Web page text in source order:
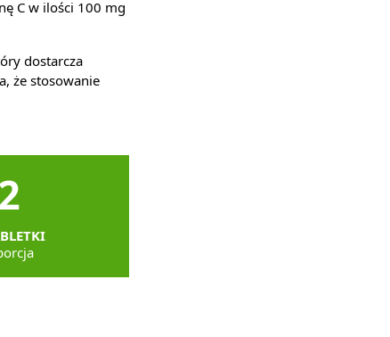
C w ilości 100 mg
dostarcza
że stosowanie